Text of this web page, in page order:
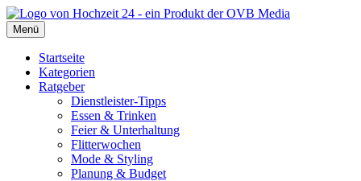
Zum
Inhalt
springen
Menü
Startseite
Kategorien
Ratgeber
Dienstleister-Tipps
Essen & Trinken
Feier & Unterhaltung
Flitterwochen
Mode & Styling
Planung & Budget